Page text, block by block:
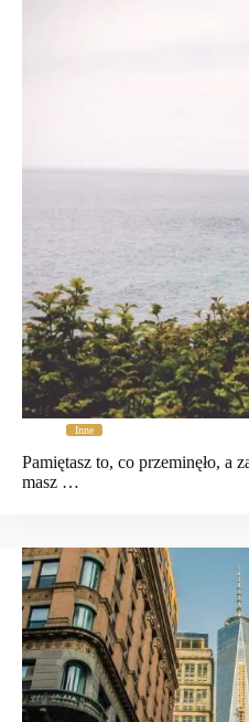
Inne
Pamiętasz to, co przeminęło, a
masz …